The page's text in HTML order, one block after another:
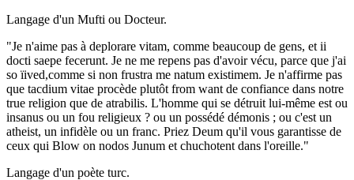
Langage d'un Mufti ou Docteur.
"Je n'aime pas à deplorare vitam, comme beaucoup de gens, et ii
docti saepe fecerunt. Je ne me repens pas d'avoir vécu, parce que j'ai
so ïived,comme si non frustra me natum existimem. Je n'affirme pas
que tacdium vitae procède plutôt from want de confiance dans notre
true religion que de atrabilis. L'homme qui se détruit lui-même est ou
insanus ou un fou religieux ? ou un possédé démonis ; ou c'est un
atheist, un infidèle ou un franc. Priez Deum qu'il vous garantisse de
ceux qui Blow on nodos Junum et chuchotent dans l'oreille."
Langage d'un poète turc.